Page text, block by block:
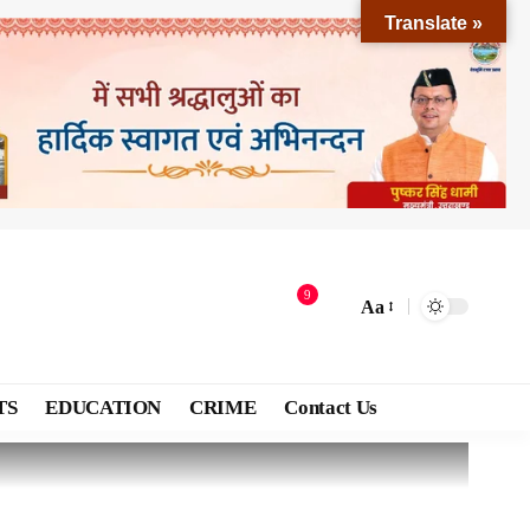
9
Aa
EDUCATION CRIME Contact Us
Translate »